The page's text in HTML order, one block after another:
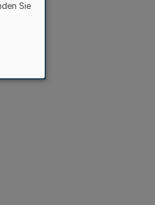
Sie